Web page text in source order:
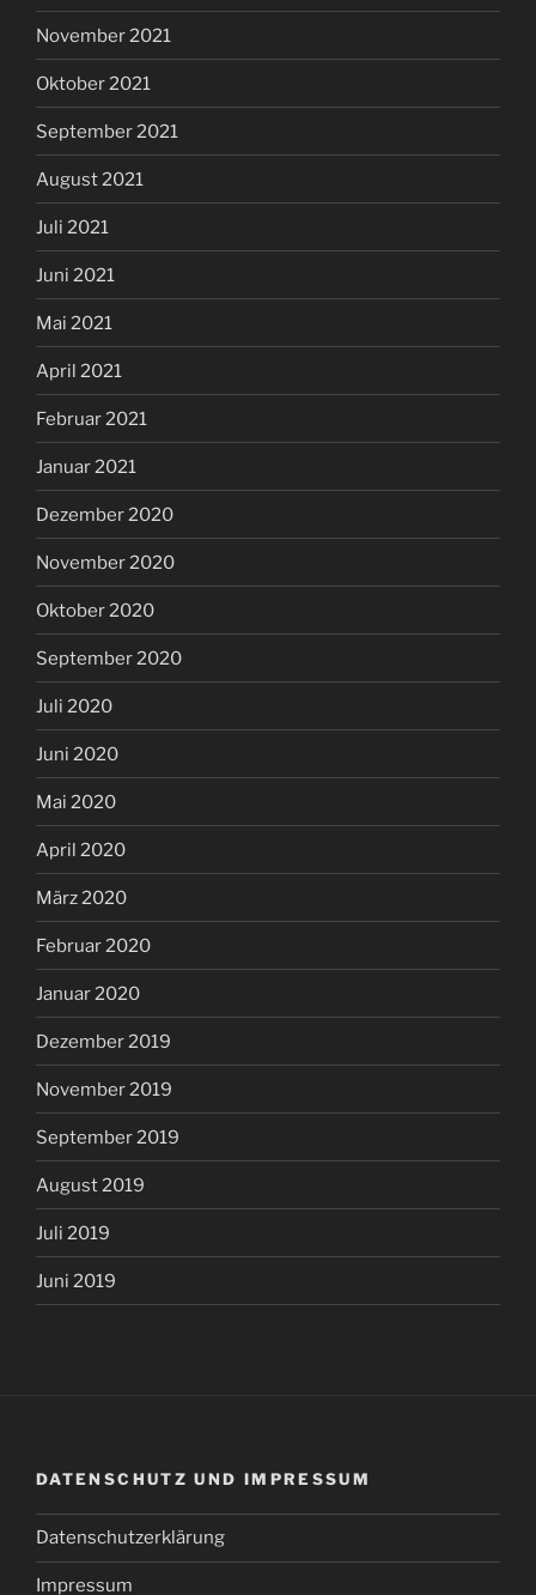
November 2021
Oktober 2021
September 2021
August 2021
Juli 2021
Juni 2021
Mai 2021
April 2021
Februar 2021
Januar 2021
Dezember 2020
November 2020
Oktober 2020
September 2020
Juli 2020
Juni 2020
Mai 2020
April 2020
März 2020
Februar 2020
Januar 2020
Dezember 2019
November 2019
September 2019
August 2019
Juli 2019
Juni 2019
DATENSCHUTZ UND IMPRESSUM
Datenschutzerklärung
Impressum